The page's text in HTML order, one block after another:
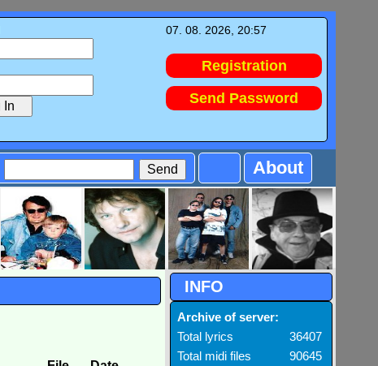
07. 08. 2026, 20:57
Registration
Send Password
About
INFO
Archive of server:
Total lyrics
36407
Total midi files
90645